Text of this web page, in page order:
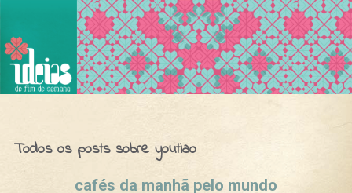
Ideias de Fim de Semana
Todos os posts sobre youtiao
cafés da manhã pelo mundo